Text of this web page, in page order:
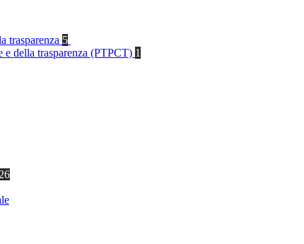
trasparenza 5
e della trasparenza (PTPCT) 1
26